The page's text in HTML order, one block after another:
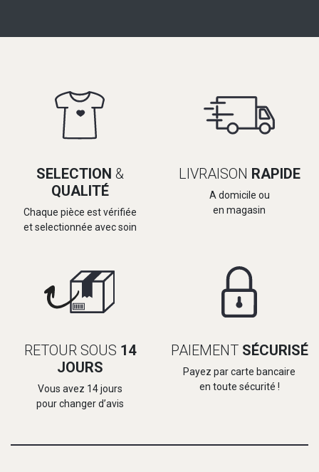
SELECTION &
QUALITÉ
Chaque pièce est vérifiée
et selectionnée avec soin
LIVRAISON RAPIDE
A domicile ou
en magasin
RETOUR SOUS 14
JOURS
Vous avez 14 jours
pour changer d’avis
PAIEMENT SÉCURISÉ
Payez par carte bancaire
en toute sécurité !